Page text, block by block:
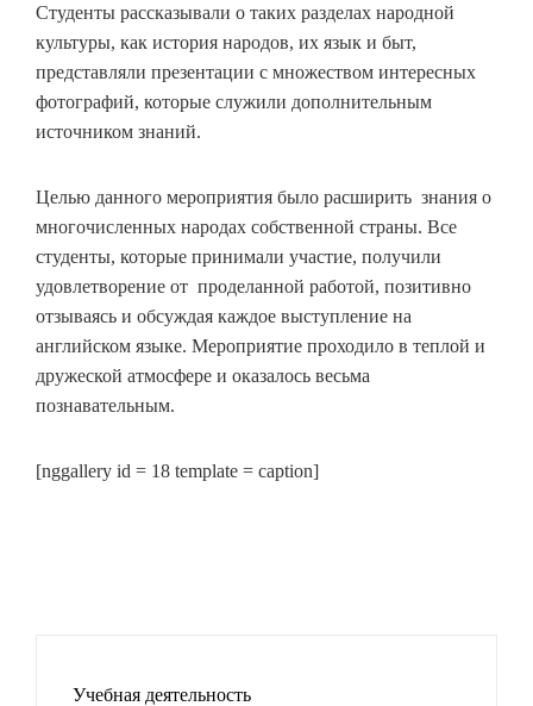
Студенты рассказывали о таких разделах народной
культуры, как история народов, их язык и быт,
представляли презентации с множеством интересных
фотографий, которые служили дополнительным
источником знаний.
Целью данного мероприятия было расширить знания о
многочисленных народах собственной страны. Все
студенты, которые принимали участие, получили
удовлетворение от проделанной работой, позитивно
отзываясь и обсуждая каждое выступление на
английском языке. Мероприятие проходило в теплой и
дружеской атмосфере и оказалось весьма
познавательным.
[nggallery id = 18 template = caption]
Учебная деятельность